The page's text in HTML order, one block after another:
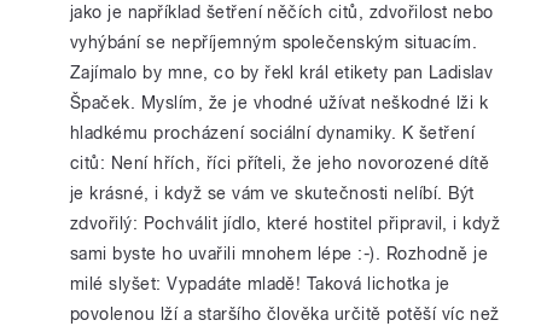
jako je například šetření něčích citů, zdvořilost nebo
vyhýbání se nepříjemným společenským situacím.
Zajímalo by mne, co by řekl král etikety pan Ladislav
Špaček. Myslím, že je vhodné užívat neškodné lži k
hladkému procházení sociální dynamiky. K šetření
citů: Není hřích, říci příteli, že jeho novorozené dítě
je krásné, i když se vám ve skutečnosti nelíbí. Být
zdvořilý: Pochválit jídlo, které hostitel připravil, i když
sami byste ho uvařili mnohem lépe :-). Rozhodně je
milé slyšet: Vypadáte mladě! Taková lichotka je
povolenou lží a staršího člověka určitě potěší víc než